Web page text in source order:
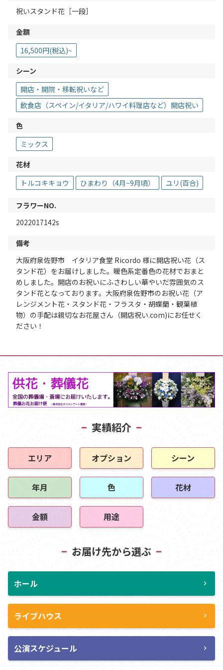
祝いスタンド花［一段］
金額
16,500円(税込)~
シーン
開店・開院・移転祝いなど
飲食店（スペイン/イタリア/ハワイ料理店など）開店祝い
色
ミックス
花材
トルコキキョウ
ひまわり（4月~9月頃） ユリ(百合)
フラワーNO.
2022017142s
備考
大阪府泉佐野市 イタリア食堂 Ricordo 様に開店祝い花（ス
タンド花）をお届けしました。暖色系定番色の花材でおまと
めしました。開店のお祝いにふさわしい華やいだ雰囲気のス
タンド花となっております。大阪府泉佐野市のお祝い花（ア
レンジメント花・スタンド花・フラスタ・胡蝶蘭・観葉植
物）の手配は親切なお花屋さん（開店祝い.com)にお任せく
ださい！
実績紹介
エリア オプション シーン
年月 色 花材
金額 用途
お届け先から選ぶ
ホール chevron_right
ライブハウス chevron_right
公演スケジュール chevron_right